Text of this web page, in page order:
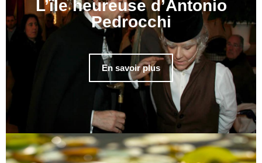
L’île heureuse d’Antonio
Pedrocchi
En savoir plus